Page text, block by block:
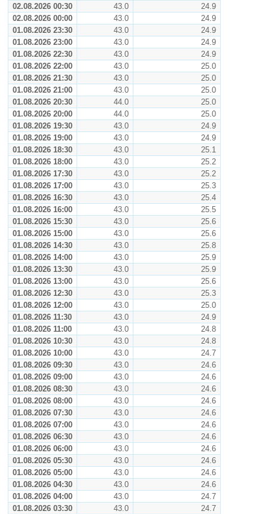
02.08.2026 00:30
43.0
24.9
02.08.2026 00:00
43.0
24.9
01.08.2026 23:30
43.0
24.9
01.08.2026 23:00
43.0
24.9
01.08.2026 22:30
43.0
24.9
01.08.2026 22:00
43.0
25.0
01.08.2026 21:30
43.0
25.0
01.08.2026 21:00
43.0
25.0
01.08.2026 20:30
44.0
25.0
01.08.2026 20:00
44.0
25.0
01.08.2026 19:30
43.0
24.9
01.08.2026 19:00
43.0
24.9
01.08.2026 18:30
43.0
25.1
01.08.2026 18:00
43.0
25.2
01.08.2026 17:30
43.0
25.2
01.08.2026 17:00
43.0
25.3
01.08.2026 16:30
43.0
25.4
01.08.2026 16:00
43.0
25.5
01.08.2026 15:30
43.0
25.6
01.08.2026 15:00
43.0
25.6
01.08.2026 14:30
43.0
25.8
01.08.2026 14:00
43.0
25.9
01.08.2026 13:30
43.0
25.9
01.08.2026 13:00
43.0
25.6
01.08.2026 12:30
43.0
25.3
01.08.2026 12:00
43.0
25.0
01.08.2026 11:30
43.0
24.9
01.08.2026 11:00
43.0
24.8
01.08.2026 10:30
43.0
24.8
01.08.2026 10:00
43.0
24.7
01.08.2026 09:30
43.0
24.6
01.08.2026 09:00
43.0
24.6
01.08.2026 08:30
43.0
24.6
01.08.2026 08:00
43.0
24.6
01.08.2026 07:30
43.0
24.6
01.08.2026 07:00
43.0
24.6
01.08.2026 06:30
43.0
24.6
01.08.2026 06:00
43.0
24.6
01.08.2026 05:30
43.0
24.6
01.08.2026 05:00
43.0
24.6
01.08.2026 04:30
43.0
24.6
01.08.2026 04:00
43.0
24.7
01.08.2026 03:30
43.0
24.7